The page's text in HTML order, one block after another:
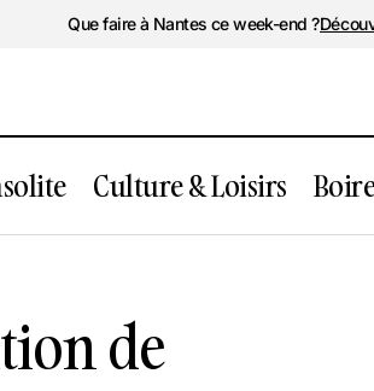
Que faire à Nantes ce week-end ?
Culture & Loisirs
de